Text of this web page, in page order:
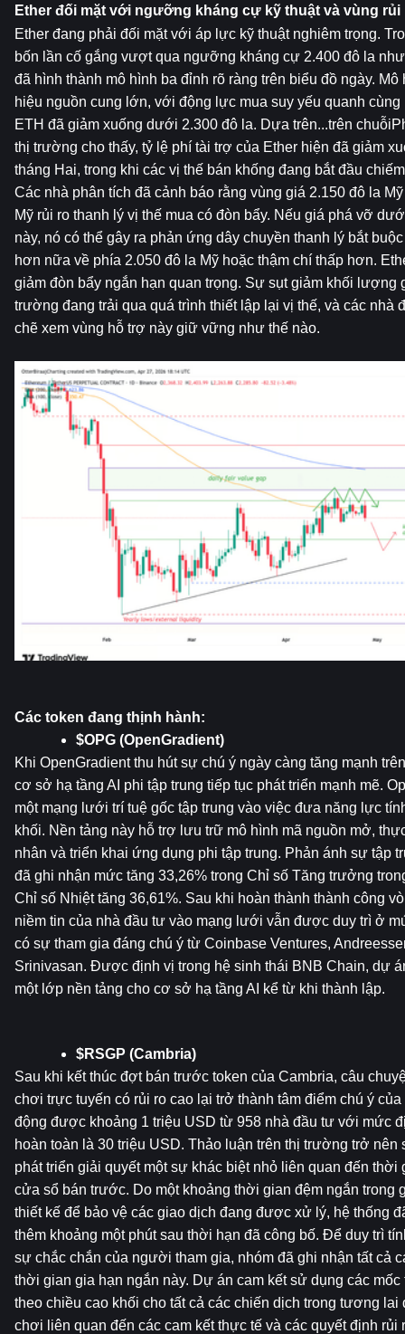
Ether đối mặt với ngưỡng kháng cự kỹ thuật và vùng rủi
Ether đang phải đối mặt với áp lực kỹ thuật nghiêm trọng.
bốn lần cố gắng vượt qua ngưỡng kháng cự 2.400 đô la
đã hình thành mô hình ba đỉnh rõ ràng trên biểu đồ ngày.
hiệu nguồn cung lớn, với động lực mua suy yếu quanh cùng
ETH đã giảm xuống dưới 2.300 đô la. Dựa trên...trên
thị trường cho thấy, tỷ lệ phí tài trợ của Ether hiện đã giảm
tháng Hai, trong khi các vị thế bán khống đang bắt đầu
Các nhà phân tích đã cảnh báo rằng vùng giá 2.150 đô la
Mỹ rủi ro thanh lý vị thế mua có đòn bẩy. Nếu giá phá vỡ
này, nó có thể gây ra phản ứng dây chuyền thanh lý bắt
hơn nữa về phía 2.050 đô la Mỹ hoặc thậm chí thấp hơn.
giảm đòn bẩy ngắn hạn quan trọng. Sự sụt giảm khối lượng
trường đang trải qua quá trình thiết lập lại vị thế, và các nhà
chẽ xem vùng hỗ trợ này giữ vững như thế nào.
Các token đang thịnh hành:
$OPG (OpenGradient)
Khi OpenGradient thu hút sự chú ý ngày càng tăng mạnh
cơ sở hạ tầng AI phi tập trung tiếp tục phát triển mạnh mẽ.
một mạng lưới trí tuệ gốc tập trung vào việc đưa năng lực
khối. Nền tảng này hỗ trợ lưu trữ mô hình mã nguồn mở,
nhân và triển khai ứng dụng phi tập trung. Phản ánh sự tập
đã ghi nhận mức tăng 33,26% trong Chỉ số Tăng trưởng
Chỉ số Nhiệt tăng 36,61%. Sau khi hoàn thành thành công
niềm tin của nhà đầu tư vào mạng lưới vẫn được duy trì ở
có sự tham gia đáng chú ý từ Coinbase Ventures,
Srinivasan. Được định vị trong hệ sinh thái BNB Chain, dự
một lớp nền tảng cho cơ sở hạ tầng AI kể từ khi thành lập.
$RSGP (Cambria)
Sau khi kết thúc đợt bán trước token của Cambria, câu
chơi trực tuyến có rủi ro cao lại trở thành tâm điểm chú ý
động được khoảng 1 triệu USD từ 958 nhà đầu tư với mức
hoàn toàn là 30 triệu USD. Thảo luận trên thị trường trở nên
phát triển giải quyết một sự khác biệt nhỏ liên quan đến thời
cửa sổ bán trước. Do một khoảng thời gian đệm ngắn
thiết kế để bảo vệ các giao dịch đang được xử lý, hệ thống
thêm khoảng một phút sau thời hạn đã công bố. Để duy trì
sự chắc chắn của người tham gia, nhóm đã ghi nhận tất cả
thời gian gia hạn ngắn này. Dự án cam kết sử dụng các
theo chiều cao khối cho tất cả các chiến dịch trong tương lai
chơi liên quan đến các cam kết thực tế và các quyết định rủi